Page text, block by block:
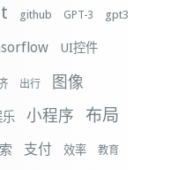
github GPT-3 gpt3
UI控件
出行 图像
乐 小程序 布局
支付 效率 教育